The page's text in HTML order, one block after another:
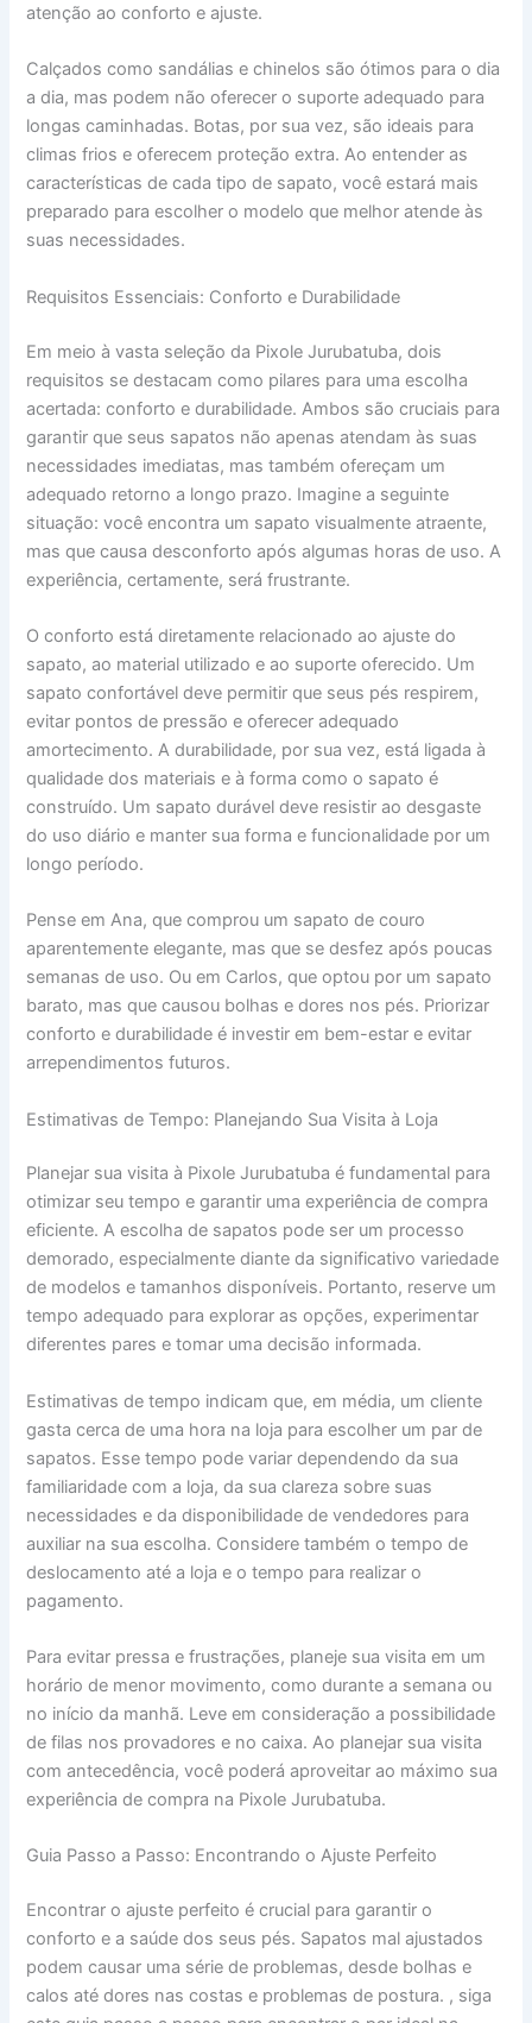
atenção ao conforto e ajuste.
Calçados como sandálias e chinelos são ótimos para o dia
a dia, mas podem não oferecer o suporte adequado para
longas caminhadas. Botas, por sua vez, são ideais para
climas frios e oferecem proteção extra. Ao entender as
características de cada tipo de sapato, você estará mais
preparado para escolher o modelo que melhor atende às
suas necessidades.
Requisitos Essenciais: Conforto e Durabilidade
Em meio à vasta seleção da Pixole Jurubatuba, dois
requisitos se destacam como pilares para uma escolha
acertada: conforto e durabilidade. Ambos são cruciais para
garantir que seus sapatos não apenas atendam às suas
necessidades imediatas, mas também ofereçam um
adequado retorno a longo prazo. Imagine a seguinte
situação: você encontra um sapato visualmente atraente,
mas que causa desconforto após algumas horas de uso. A
experiência, certamente, será frustrante.
O conforto está diretamente relacionado ao ajuste do
sapato, ao material utilizado e ao suporte oferecido. Um
sapato confortável deve permitir que seus pés respirem,
evitar pontos de pressão e oferecer adequado
amortecimento. A durabilidade, por sua vez, está ligada à
qualidade dos materiais e à forma como o sapato é
construído. Um sapato durável deve resistir ao desgaste
do uso diário e manter sua forma e funcionalidade por um
longo período.
Pense em Ana, que comprou um sapato de couro
aparentemente elegante, mas que se desfez após poucas
semanas de uso. Ou em Carlos, que optou por um sapato
barato, mas que causou bolhas e dores nos pés. Priorizar
conforto e durabilidade é investir em bem-estar e evitar
arrependimentos futuros.
Estimativas de Tempo: Planejando Sua Visita à Loja
Planejar sua visita à Pixole Jurubatuba é fundamental para
otimizar seu tempo e garantir uma experiência de compra
eficiente. A escolha de sapatos pode ser um processo
demorado, especialmente diante da significativo variedade
de modelos e tamanhos disponíveis. Portanto, reserve um
tempo adequado para explorar as opções, experimentar
diferentes pares e tomar uma decisão informada.
Estimativas de tempo indicam que, em média, um cliente
gasta cerca de uma hora na loja para escolher um par de
sapatos. Esse tempo pode variar dependendo da sua
familiaridade com a loja, da sua clareza sobre suas
necessidades e da disponibilidade de vendedores para
auxiliar na sua escolha. Considere também o tempo de
deslocamento até a loja e o tempo para realizar o
pagamento.
Para evitar pressa e frustrações, planeje sua visita em um
horário de menor movimento, como durante a semana ou
no início da manhã. Leve em consideração a possibilidade
de filas nos provadores e no caixa. Ao planejar sua visita
com antecedência, você poderá aproveitar ao máximo sua
experiência de compra na Pixole Jurubatuba.
Guia Passo a Passo: Encontrando o Ajuste Perfeito
Encontrar o ajuste perfeito é crucial para garantir o
conforto e a saúde dos seus pés. Sapatos mal ajustados
podem causar uma série de problemas, desde bolhas e
calos até dores nas costas e problemas de postura. , siga